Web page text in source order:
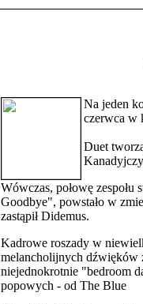
Na jeden
czerwca w
Duet
Wówczas, połowę
Goodbye", powstało w
zastąpił Didemus.
Kadrowe roszady w
melancholijnych dźwięków
niejednokrotnie "bedroom
popowych - od The Blue